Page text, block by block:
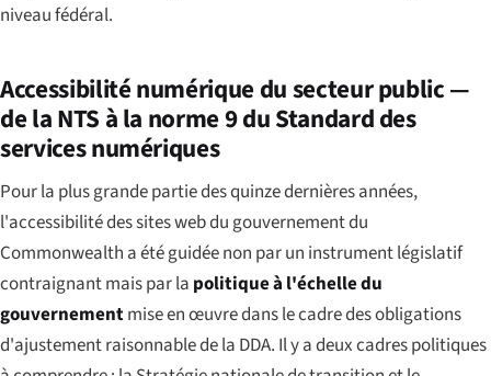
niveau fédéral.
Accessibilité numérique du secteur public —
de la NTS à la norme 9 du Standard des
services numériques
Pour la plus grande partie des quinze dernières années,
l'accessibilité des sites web du gouvernement du
Commonwealth a été guidée non par un instrument législatif
contraignant mais par la politique à l'échelle du
gouvernementmise en œuvre dans le cadre des obligations
d'ajustement raisonnable de la DDA. Il y a deux cadres politiques